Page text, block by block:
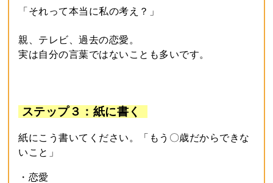
「それって本当に私の考え？」
親、テレビ、過去の恋愛。
実は自分の言葉ではないことも多いです。
ステップ３：紙に書く
紙にこう書いてください。「もう〇歳だからできな
いこと」
・恋愛